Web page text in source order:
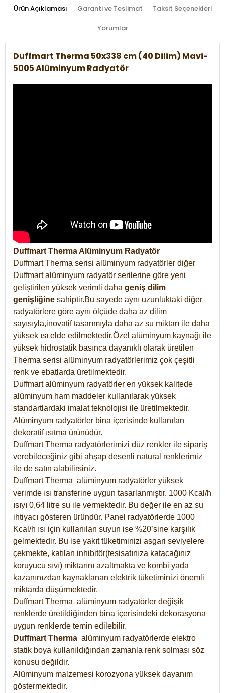
Ürün Açıklaması Garanti ve Teslimat Taksit Seçenekleri
Yorumlar
Duffmart Therma 50x338 cm (40 Dilim) Mavi-
5005 Alüminyum Radyatör
Duffmart Therma Alüminyum Radyatör
Duffmart Therma serisi alüminyum radyatörler diğer
Duffmart alüminyum radyatör serilerine göre yeni
geliştirilen yüksek verimli daha geniş dilim
genişliğine sahiptir.Bu sayede aynı uzunluktaki diğer
radyatörlere göre aynı ölçüde daha az dilim
sayısıyla,inovatif tasarımıyla daha az su miktarı ile daha
yüksek ısı elde edilmektedir.Özel alüminyum kaynağı ile
yüksek hidrostatik basınca dayanıklı olarak üretilen
Therma serisi alüminyum radyatörlerimiz çok çeşitli
renk ve ebatlarda üretilmektedir.
Duffmart alüminyum radyatörler en yüksek kalitede
alüminyum ham maddeler kullanılarak yüksek
standartlardaki imalat teknolojisi ile üretilmektedir.
Alüminyum radyatörler bina içerisinde kullanılan
dekoratif ısıtma ürünüdür.
Duffmart Therma radyatörlerimizi düz renkler ile sipariş
verebileceğiniz gibi ahşap desenli natural renklerimiz
ile de satın alabilirsiniz.
Duffmart Therma alüminyum radyatörler yüksek
verimde ısı transferine uygun tasarlanmıştır. 1000 Kcal/h
ısıyı 0,64 litre su ile vermektedir. Bu değer ile en az su
ihtiyacı gösteren üründür. Panel radyatörlerde 1000
Kcal/h ısı için kullanılan suyun ise %20’sine karşılık
gelmektedir. Bu ise yakıt tüketiminizi asgari seviyelere
çekmekte, katılan inhibitör(tesisatınıza katacağınız
koruyucu sıvı) miktarını azaltmakta ve kombi yada
kazanınızdan kaynaklanan elektrik tüketiminizi önemli
miktarda düşürmektedir.
Duffmart Therma alüminyum radyatörler değişik
renklerde üretildiğinden bina içerisindeki dekorasyona
uygun renklerde temin edilebilir.
Duffmart Therma alüminyum radyatörlerde elektro
statik boya kullanıldığından zamanla renk solması söz
konusu değildir.
Alüminyum malzemesi korozyona yüksek dayanım
göstermektedir.